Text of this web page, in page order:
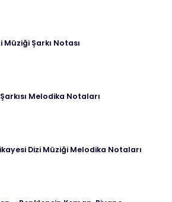
Müziği Şarkı Notası
Melodika Notaları
Dizi Müziği Melodika Notaları